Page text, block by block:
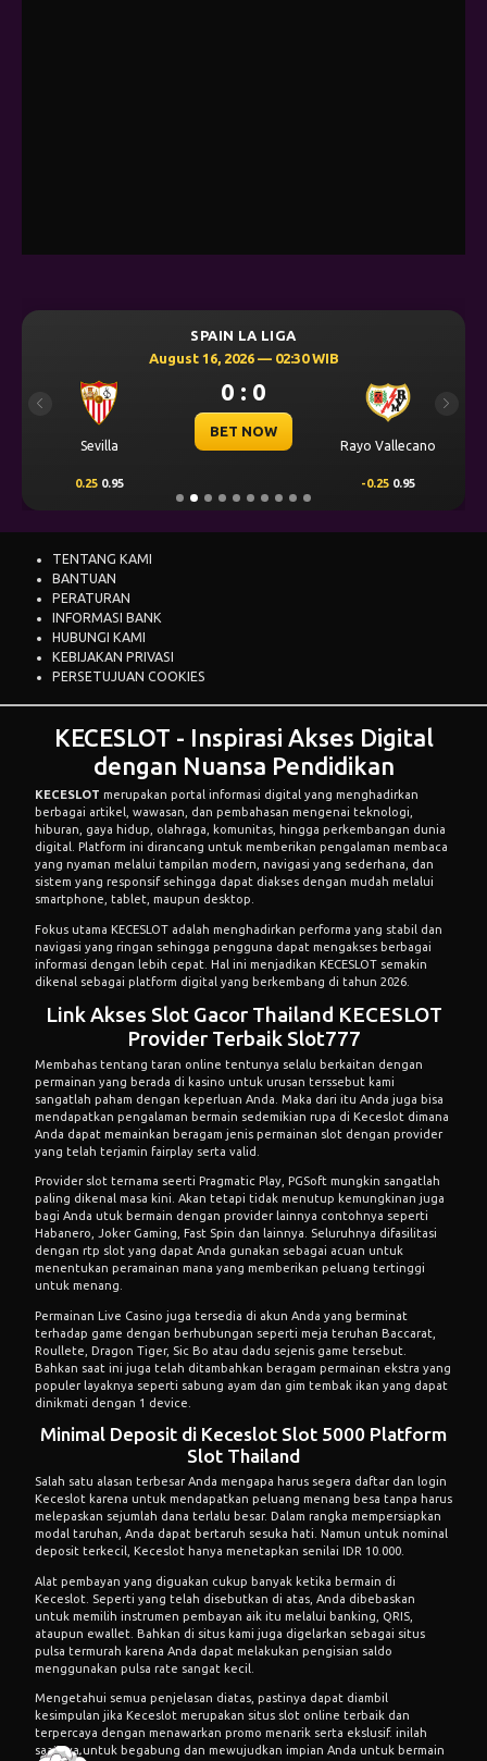
SPAIN LA LIGA
August 16, 2026 — 02:30 WIB
Sevilla
0 : 0
BET NOW
Rayo Vallecano
0.25 0.95 -0.25 0.95
Previous Next
TENTANG KAMI
BANTUAN
PERATURAN
INFORMASI BANK
HUBUNGI KAMI
KEBIJAKAN PRIVASI
PERSETUJUAN COOKIES
KECESLOT - Inspirasi Akses Digital
dengan Nuansa Pendidikan
KECESLOT merupakan portal informasi digital yang menghadirkan
berbagai artikel, wawasan, dan pembahasan mengenai teknologi,
hiburan, gaya hidup, olahraga, komunitas, hingga perkembangan dunia
digital. Platform ini dirancang untuk memberikan pengalaman membaca
yang nyaman melalui tampilan modern, navigasi yang sederhana, dan
sistem yang responsif sehingga dapat diakses dengan mudah melalui
smartphone, tablet, maupun desktop.
Fokus utama KECESLOT adalah menghadirkan performa yang stabil dan
navigasi yang ringan sehingga pengguna dapat mengakses berbagai
informasi dengan lebih cepat. Hal ini menjadikan KECESLOT semakin
dikenal sebagai platform digital yang berkembang di tahun 2026.
Link Akses Slot Gacor Thailand KECESLOT
Provider Terbaik Slot777
Membahas tentang taran online tentunya selalu berkaitan dengan
permainan yang berada di kasino untuk urusan terssebut kami
sangatlah paham dengan keperluan Anda. Maka dari itu Anda juga bisa
mendapatkan pengalaman bermain sedemikian rupa di Keceslot dimana
Anda dapat memainkan beragam jenis permainan slot dengan provider
yang telah terjamin fairplay serta valid.
Provider slot ternama seerti Pragmatic Play, PGSoft mungkin sangatlah
paling dikenal masa kini. Akan tetapi tidak menutup kemungkinan juga
bagi Anda utuk bermain dengan provider lainnya contohnya seperti
Habanero, Joker Gaming, Fast Spin dan lainnya. Seluruhnya difasilitasi
dengan rtp slot yang dapat Anda gunakan sebagai acuan untuk
menentukan peramainan mana yang memberikan peluang tertinggi
untuk menang.
Permainan Live Casino juga tersedia di akun Anda yang berminat
terhadap game dengan berhubungan seperti meja teruhan Baccarat,
Roullete, Dragon Tiger, Sic Bo atau dadu sejenis game tersebut.
Bahkan saat ini juga telah ditambahkan beragam permainan ekstra yang
populer layaknya seperti sabung ayam dan gim tembak ikan yang dapat
dinikmati dengan 1 device.
Minimal Deposit di Keceslot Slot 5000 Platform
Slot Thailand
Salah satu alasan terbesar Anda mengapa harus segera daftar dan login
Keceslot karena untuk mendapatkan peluang menang besa tanpa harus
melepaskan sejumlah dana terlalu besar. Dalam rangka mempersiapkan
modal taruhan, Anda dapat bertaruh sesuka hati. Namun untuk nominal
deposit terkecil, Keceslot hanya menetapkan senilai IDR 10.000.
Alat pembayan yang diguakan cukup banyak ketika bermain di
Keceslot. Seperti yang telah disebutkan di atas, Anda dibebaskan
untuk memilih instrumen pembayan aik itu melalui banking, QRIS,
ataupun ewallet. Bahkan di situs kami juga digelarkan sebagai situs
pulsa termurah karena Anda dapat melakukan pengisian saldo
menggunakan pulsa rate sangat kecil.
Mengetahui semua penjelasan diatas, pastinya dapat diambil
kesimpulan jika Keceslot merupakan situs slot online terbaik dan
terpercaya dengan menawarkan promo menarik serta ekslusif. inilah
saatnya untuk begabung dan mewujudkan impian Anda untuk bermain